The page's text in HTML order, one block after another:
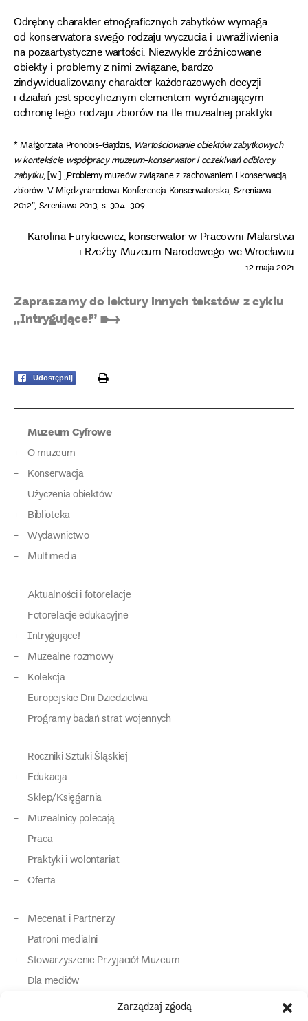
Zarządzaj zgodą
Odrębny charakter etnograficznych zabytków wymaga
od konserwatora swego rodzaju wyczucia i uwrażliwienia
na pozaartystyczne wartości. Niezwykle zróżnicowane
obiekty i problemy z nimi związane, bardzo
zindywidualizowany charakter każdorazowych decyzji
i działań jest specyficznym elementem wyróżniającym
ochronę tego rodzaju zbiorów na tle muzealnej praktyki.
* Małgorzata Pronobis-Gajdzis, Wartościowanie obiektów zabytkowych
w kontekście współpracy muzeum-konserwator i oczekiwań odbiorcy
zabytku, [w:] „Problemy muzeów związane z zachowaniem i konserwacją
zbiorów. V Międzynarodowa Konferencja Konserwatorska, Szreniawa
2012”, Szreniawa 2013, s. 304–309.
Karolina Furykiewicz, konserwator w Pracowni Malarstwa
i Rzeźby Muzeum Narodowego we Wrocławiu
12 maja 2021
Zapraszamy do lektury innych tekstów z cyklu
„Intrygujące!” ➸
Udostępnij print
Muzeum Cyfrowe
O muzeum
Konserwacja
Użyczenia obiektów
Biblioteka
Wydawnictwo
Multimedia
Aktualności i fotorelacje
Fotorelacje edukacyjne
Intrygujące!
Muzealne rozmowy
Kolekcja
Europejskie Dni Dziedzictwa
Programy badań strat wojennych
Roczniki Sztuki Śląskiej
Edukacja
Sklep/Księgarnia
Muzealnicy polecają
Praca
Praktyki i wolontariat
Oferta
Mecenat i Partnerzy
Patroni medialni
Stowarzyszenie Przyjaciół Muzeum
Dla mediów
Dla osób o specjalnych potrzebach